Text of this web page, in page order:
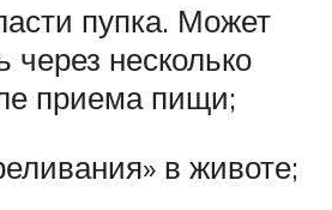
пупка. Может
через несколько
приема пищи;
в животе;